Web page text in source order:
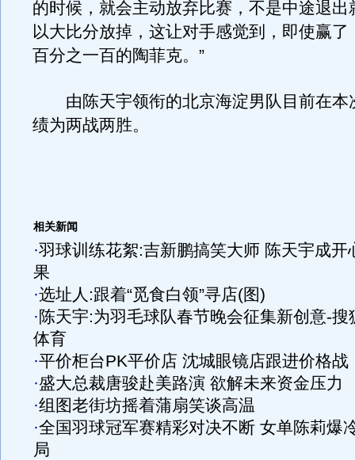
的时候，就会主动放弃比赛，不是中途退出
以大比分放掉，这让对手感觉到，即使赢了
百分之一百的陶菲克。”
由陈天宇领衔的北京海淀男队目前在本
绩为两战两胜。
相关新闻
·羽球训练花絮:吉新鹏搞笑大师 陈天宇成开
果
·选址人:跟着“觅食白领”寻店(图)
·陈天宇:为羽毛球队春节晚会征集新创意-搜
体育
·平价柜台PK平价店 沈城眼镜店跟进价格战
·盛大总裁唐骏赴美路演 欲解未来资金压力
·组图老街坊摇着蒲扇笑谈高温
·全国羽球冠军赛精彩对决不断 女单陈莉爆
局